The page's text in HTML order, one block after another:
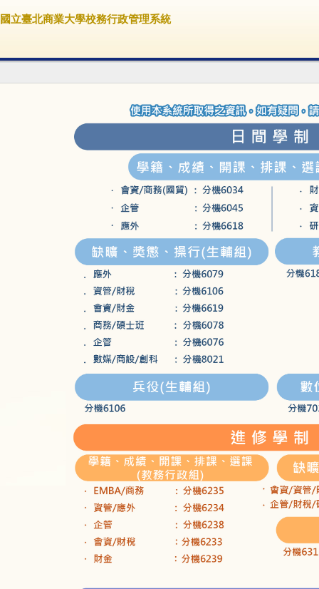
國立臺北商業大學校務行政管理系統